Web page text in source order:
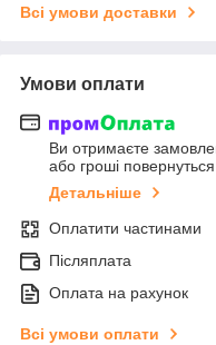
Всі умови доставки
Умови оплати
Ви отримаєте
або гроші
Детальніше
Оплатити частинами
Післяплата
Оплата на рахунок
Всі умови оплати